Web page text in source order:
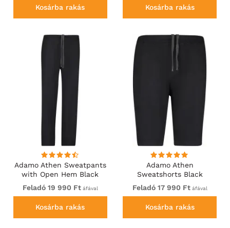
Kosárba rakás Kosárba rakás
Adamo Athen Sweatpants
with Open Hem Black
Feladó 19 990 Ftáfával
Kosárba rakás
Adamo Athen
Sweatshorts Black
Feladó 17 990 Ftáfával
Kosárba rakás